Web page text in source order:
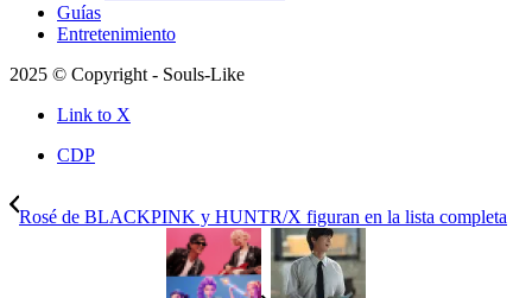
Guías
Entretenimiento
2025 © Copyright - Souls-Like
Link to X
CDP
Rosé de BLACKPINK y HUNTR/X figuran en la lista completa